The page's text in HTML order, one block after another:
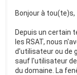
Bonjour à tou(te)s,
Depuis un certain
les RSAT, nous
d'utilisateur ou de
sauf l'utilisateur
du domaine. La